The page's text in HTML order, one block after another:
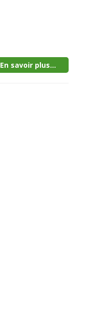
En savoir plus...